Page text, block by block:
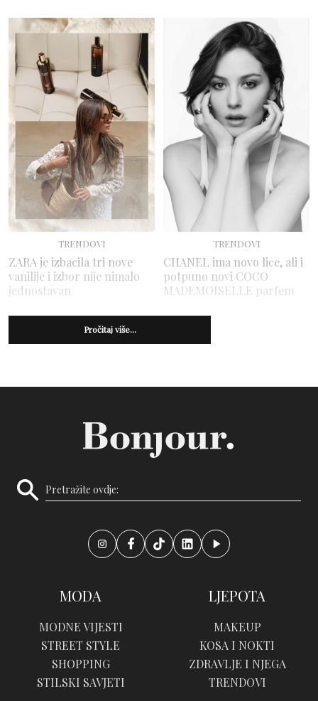
TRENDOVI
ZARA je izbacila tri nove
vanilije i izbor nije nimalo
jednostavan
TRENDOVI
CHANEL ima novo lice, ali i
potpuno novi COCO
MADEMOISELLE parfem
Pročitaj više...
MODA
MODNE VIJESTI
STREET STYLE
SHOPPING
STILSKI SAVJETI
LJEPOTA
MAKEUP
KOSA I NOKTI
ZDRAVLJE I NJEGA
TRENDOVI